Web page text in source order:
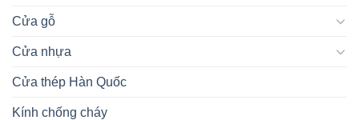
Cửa gỗ
Cửa nhựa
Cửa thép Hàn Quốc
Kính chống cháy